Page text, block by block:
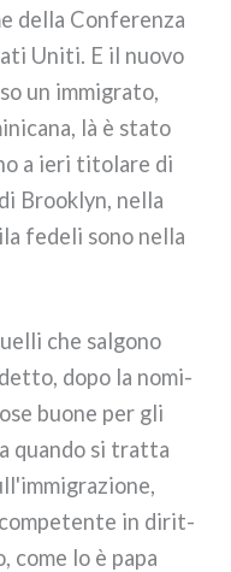
del­la Conferenza
Uniti. E il nuo­vo
un immi­gra­to,
là è sta­to
a ieri tito­la­re di
Brooklyn, nel­la
fede­li sono nel­la
che sal­go­no
dopo la nomi­
buo­ne per gli
quan­do si trat­ta
com­pe­ten­te in dirit­
come lo è papa